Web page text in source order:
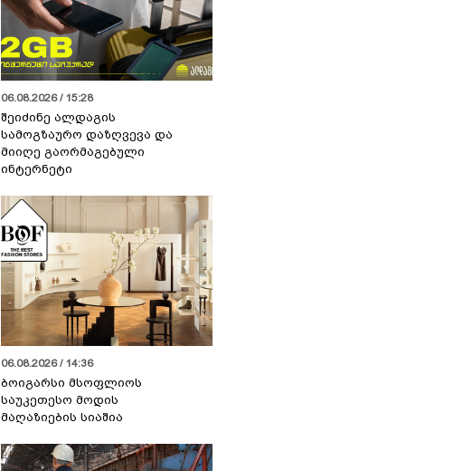
06.08.2026 / 15:28
შეიძინე ალდაგის
სამოგზაურო დაზღვევა და
მიიღე გაორმაგებული
ინტერნეტი
06.08.2026 / 14:36
ბოიგარსი მსოფლიოს
საუკეთესო მოდის
მაღაზიების სიაშია